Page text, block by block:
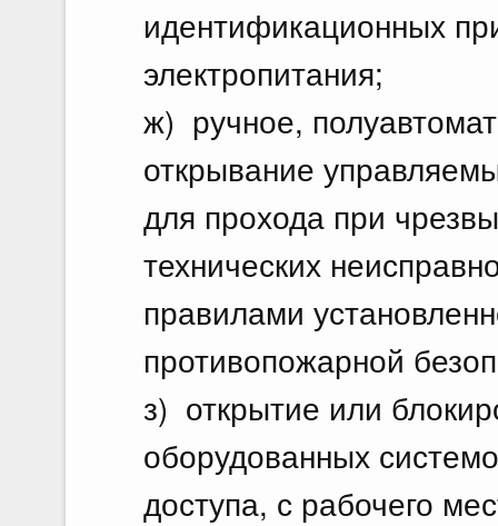
идентификационных
электропитания;
ж) ручное,
открывание
для прохода при
технических
правилами
противопожарной
з) открытие или
оборудованных
доступа, с рабочего